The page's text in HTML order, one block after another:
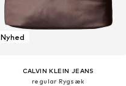
Nyhed
CALVIN KLEIN JEANS
regular Rygsæk